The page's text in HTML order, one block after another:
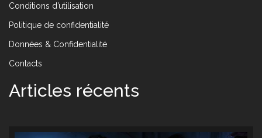
Conditions d’utilisation
Politique de confidentialité
Données & Confidentialité
Contacts
Articles récents